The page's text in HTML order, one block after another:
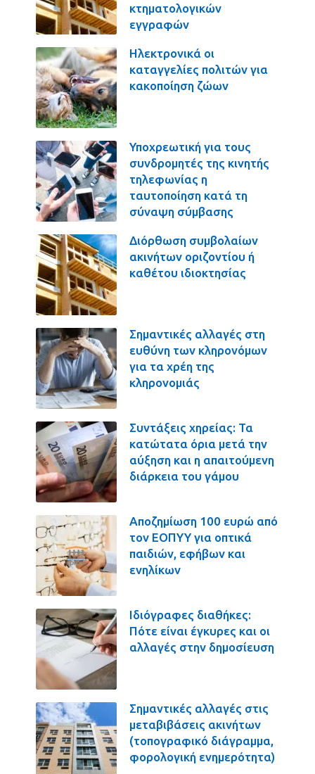
κτηματολογικών
εγγραφών
Ηλεκτρονικά οι
καταγγελίες πολιτών για
κακοποίηση ζώων
Υποχρεωτική για τους
συνδρομητές της κινητής
τηλεφωνίας η
ταυτοποίηση κατά τη
σύναψη σύμβασης
Διόρθωση συμβολαίων
ακινήτων οριζοντίου ή
καθέτου ιδιοκτησίας
Σημαντικές αλλαγές στη
ευθύνη των κληρονόμων
για τα χρέη της
κληρονομιάς
Συντάξεις χηρείας: Τα
κατώτατα όρια μετά την
αύξηση και η απαιτούμενη
διάρκεια του γάμου
Αποζημίωση 100 ευρώ από
τον ΕΟΠΥΥ για οπτικά
παιδιών, εφήβων και
ενηλίκων
Ιδιόγραφες διαθήκες:
Πότε είναι έγκυρες και οι
αλλαγές στην δημοσίευση
Σημαντικές αλλαγές στις
μεταβιβάσεις ακινήτων
(τοπογραφικό διάγραμμα,
φορολογική ενημερότητα)